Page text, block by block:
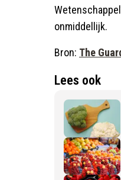
onmiddellijk.
Bron: The
Lees ook